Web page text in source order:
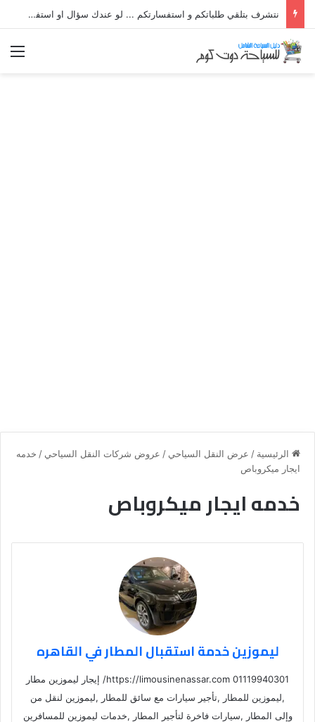
نتشرف بتلقي طلباتكم و استفسارتكم ... لو عندك سؤال او استفسار ماتدرددش فى طلب المساعدة
الرئيسية / عرض النقل السياحي / عروض شركات النقل السياحي / خدمه
ايجار ميكروباص
خدمه ايجار ميكروباص
ليموزين خدمة استقبال المطار في القاهره
01119940301 https://limousinenassar.com/ إيجار ليموزين مطار
,ليموزين للمطار ,تأجير سيارات مع سائق للمطار ,ليموزين لنقل من
وإلى المطار ,سيارات فاخرة لتأجير المطار ,خدمات ليموزين للمسافرين